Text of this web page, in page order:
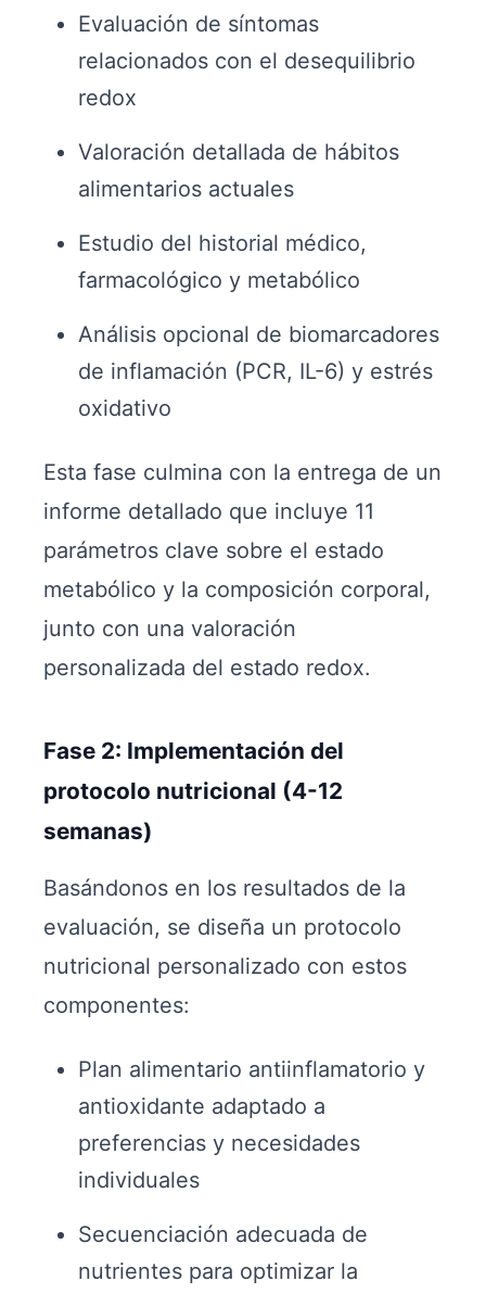
Evaluación de síntomas
relacionados con el desequilibrio
redox
Valoración detallada de hábitos
alimentarios actuales
Estudio del historial médico,
farmacológico y metabólico
Análisis opcional de biomarcadores
de inflamación (PCR, IL-6) y estrés
oxidativo
Esta fase culmina con la entrega de un
informe detallado que incluye 11
parámetros clave sobre el estado
metabólico y la composición corporal,
junto con una valoración
personalizada del estado redox.
Fase 2: Implementación del
protocolo nutricional (4-12
semanas)
Basándonos en los resultados de la
evaluación, se diseña un protocolo
nutricional personalizado con estos
componentes:
Plan alimentario antiinflamatorio y
antioxidante adaptado a
preferencias y necesidades
individuales
Secuenciación adecuada de
nutrientes para optimizar la